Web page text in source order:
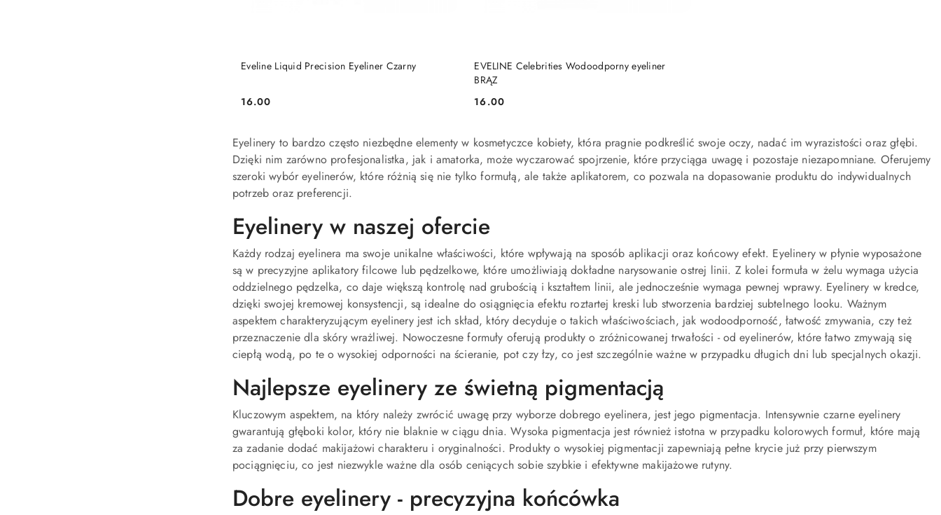
Eveline Liquid Precision Eyeliner Czarny
Cena:
16.00
PRODUKT NIEDOSTĘPNY
EVELINE Celebrities Wodoodporny eyeliner
BRĄZ
Cena:
16.00
PRODUKT NIEDOSTĘPNY
Eyelinery to bardzo często niezbędne elementy w kosmetyczce kobiety, która pragnie podkreślić swoje oczy, nadać im wyrazistości oraz głębi.
Dzięki nim zarówno profesjonalistka, jak i amatorka, może wyczarować spojrzenie, które przyciąga uwagę i pozostaje niezapomniane. Oferujemy
szeroki wybór eyelinerów, które różnią się nie tylko formułą, ale także aplikatorem, co pozwala na dopasowanie produktu do indywidualnych
potrzeb oraz preferencji.
Eyelinery w naszej ofercie
Każdy rodzaj eyelinera ma swoje unikalne właściwości, które wpływają na sposób aplikacji oraz końcowy efekt. Eyelinery w płynie wyposażone
są w precyzyjne aplikatory filcowe lub pędzelkowe, które umożliwiają dokładne narysowanie ostrej linii. Z kolei formuła w żelu wymaga użycia
oddzielnego pędzelka, co daje większą kontrolę nad grubością i kształtem linii, ale jednocześnie wymaga pewnej wprawy. Eyelinery w kredce,
dzięki swojej kremowej konsystencji, są idealne do osiągnięcia efektu roztartej kreski lub stworzenia bardziej subtelnego looku. Ważnym
aspektem charakteryzującym eyelinery jest ich skład, który decyduje o takich właściwościach, jak wodoodporność, łatwość zmywania, czy też
przeznaczenie dla skóry wrażliwej. Nowoczesne formuły oferują produkty o zróżnicowanej trwałości - od eyelinerów, które łatwo zmywają się
ciepłą wodą, po te o wysokiej odporności na ścieranie, pot czy łzy, co jest szczególnie ważne w przypadku długich dni lub specjalnych okazji.
Najlepsze eyelinery ze świetną pigmentacją
Kluczowym aspektem, na który należy zwrócić uwagę przy wyborze dobrego eyelinera, jest jego pigmentacja. Intensywnie czarne eyelinery
gwarantują głęboki kolor, który nie blaknie w ciągu dnia. Wysoka pigmentacja jest również istotna w przypadku kolorowych formuł, które mają
za zadanie dodać makijażowi charakteru i oryginalności. Produkty o wysokiej pigmentacji zapewniają pełne krycie już przy pierwszym
pociągnięciu, co jest niezwykle ważne dla osób ceniących sobie szybkie i efektywne makijażowe rutyny.
Dobre eyelinery - precyzyjna końcówka